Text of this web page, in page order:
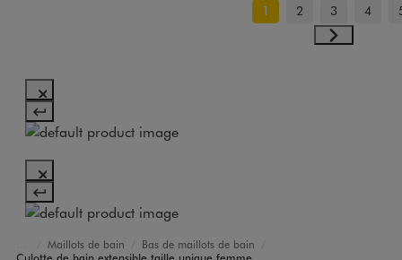
1 2 3 4
Accueil
Femme
Vêtements
Maillots de bain
Bas de maillots de bain
Culotte de bain extensible taille unique femme